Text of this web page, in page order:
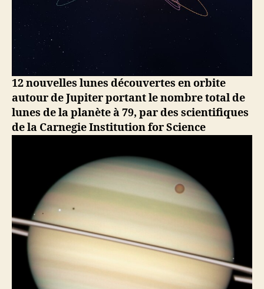
12 nouvelles lunes découvertes en orbite
autour de Jupiter portant le nombre total de
lunes de la planète à 79, par des scientifiques
de la Carnegie Institution for Science